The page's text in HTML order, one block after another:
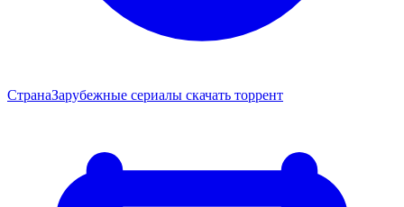
СтранаЗарубежные сериалы скачать торрент